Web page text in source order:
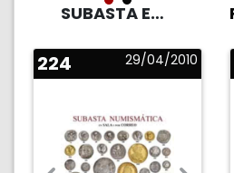
SUBASTA EN SALA
224 29/04/2010